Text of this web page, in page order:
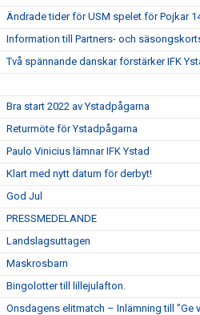
Ändrade tider för USM spelet för Pojkar
Information till Partners- och
Två spännande danskar förstärker IFK
Bra start 2022 av Ystadpågarna
Returmöte för Ystadpågarna
Paulo Vinicius lämnar IFK Ystad
Klart med nytt datum för derbyt!
God Jul
PRESSMEDELANDE
Landslagsuttagen
Maskrosbarn
Bingolotter till lillejulafton.
Onsdagens elitmatch – Inlämning till ”Ge